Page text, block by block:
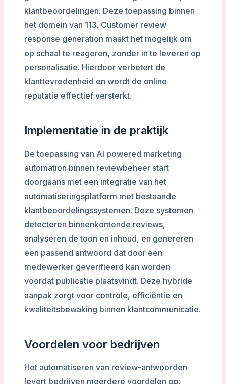
klantbeoordelingen. Deze toepassing binnen
het domein van 113. Customer review
response generation maakt het mogelijk om
op schaal te reageren, zonder in te leveren op
personalisatie. Hierdoor verbetert de
klanttevredenheid en wordt de online
reputatie effectief versterkt.
Implementatie in de praktijk
De toepassing van AI powered marketing
automation binnen reviewbeheer start
doorgaans met een integratie van het
automatiseringsplatform met bestaande
klantbeoordelingssystemen. Deze systemen
detecteren binnenkomende reviews,
analyseren de toon en inhoud, en genereren
een passend antwoord dat door een
medewerker geverifieerd kan worden
voordat publicatie plaatsvindt. Deze hybride
aanpak zorgt voor controle, efficiëntie en
kwaliteitsbewaking binnen klantcommunicatie.
Voordelen voor bedrijven
Het automatiseren van review-antwoorden
levert bedrijven meerdere voordelen op: